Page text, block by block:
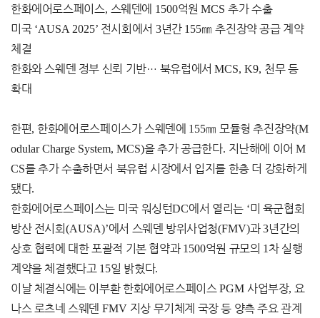
한화에어로스페이스, 스웨덴에 1500억원MCS추가 수출
미국 ‘AUSA 2025’ 전시회에서 3년간 155㎜추진장약 공급 계약
체결
한화와 스웨덴 정부 신뢰 기반… 북유럽에서MCS, K9, 천무 등
확대
한편,한화에어로스페이스가 스웨덴에 155㎜ 모듈형 추진장약(M
odular Charge System, MCS)을 추가 공급한다. 지난해에 이어M
CS를 추가 수출하면서 북유럽 시장에서 입지를 한층 더 강화하게
됐다.
한화에어로스페이스는 미국 워싱턴DC에서 열리는 ‘미 육군협회
방산 전시회 (AUSA)’에서 스웨덴 방위사업청(FMV)과3년간의
상호 협력에 대한 포괄적 기본 협약과 1500억원 규모의 1 차 실행
계약을 체결했다고 15일 밝혔다.
이날 체결식에는 이부환 한화에어로스페이스PGM사업부장, 요
나스 로츠네 스웨덴 FMV 지상 무기체계 국장 등 양측 주요 관계